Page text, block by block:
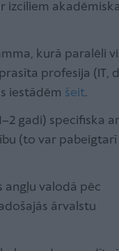
izciliem
kurā paralēli
profesija (IT,
iestādēm šeit.
gadi) specifiska
(to var pabeigtarī
angļu valodā pēc
ārvalstu